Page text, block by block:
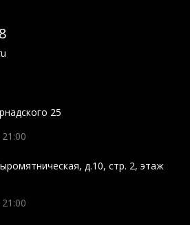
25
д.10, стр. 2, этаж